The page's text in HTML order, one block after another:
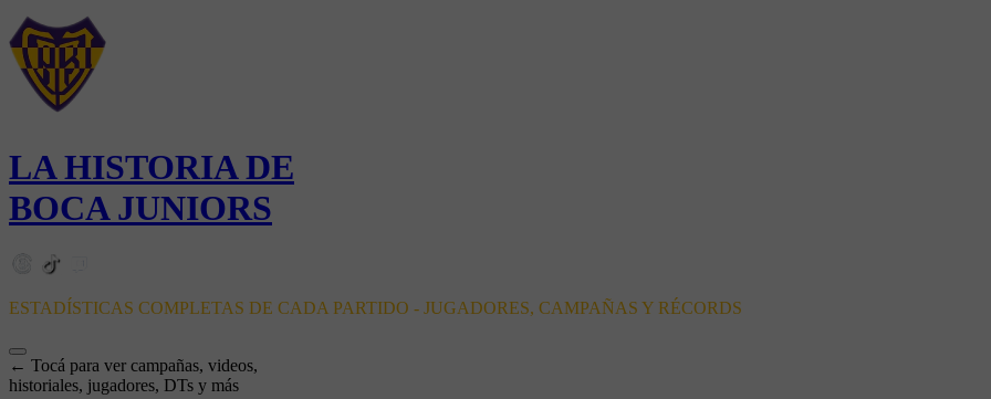
LA HISTORIA DE
BOCA JUNIORS
ESTADÍSTICAS COMPLETAS DE CADA PARTIDO - JUGADORES, CAMPAÑAS Y RÉCORDS
← Tocá para ver campañas, videos,
historiales, jugadores, DTs y más